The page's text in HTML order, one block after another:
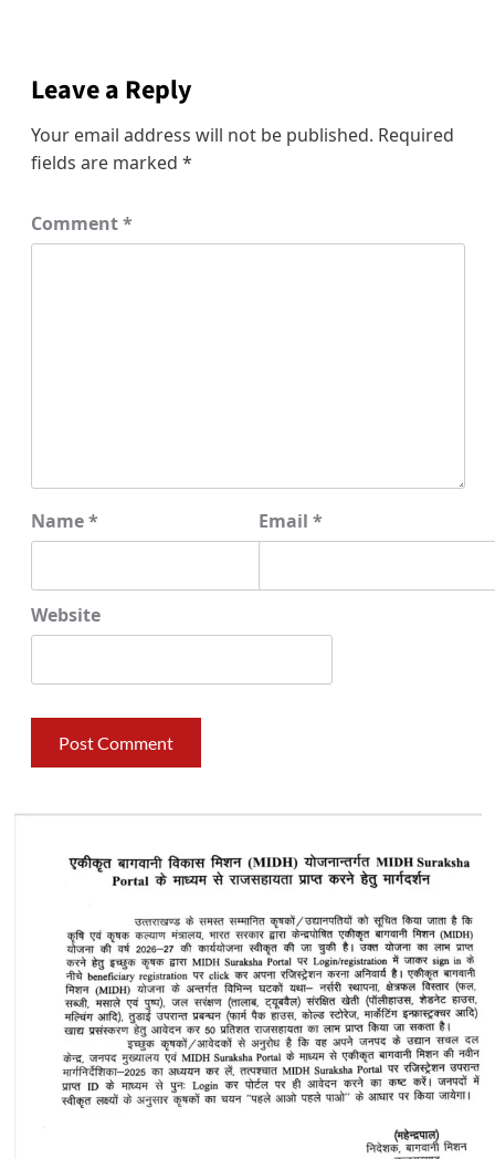
Leave a Reply
Your email address will not be published. Required
fields are marked *
Comment*
Name* Email *
Website